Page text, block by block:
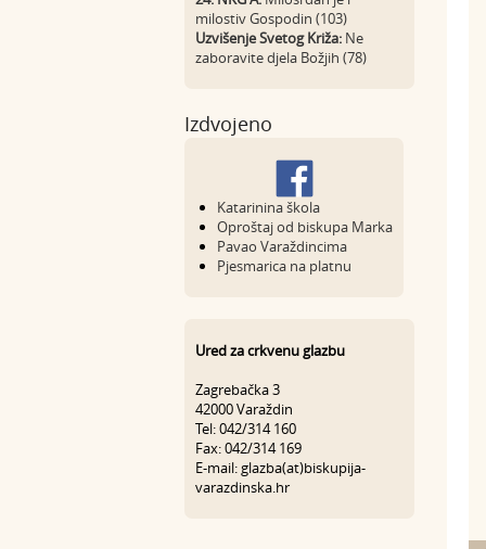
milostiv Gospodin (103)
Uzvišenje Svetog Križa: Ne
zaboravite djela Božjih (78)
Izdvojeno
Katarinina škola
Oproštaj od biskupa Marka
Pavao Varaždincima
Pjesmarica na platnu
Ured za crkvenu glazbu
Zagrebačka 3
42000 Varaždin
Tel: 042/314 160
Fax: 042/314 169
E-mail: glazba(at)biskupija-
varazdinska.hr